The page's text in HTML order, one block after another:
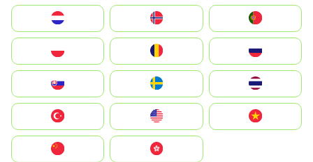
United States
中國香港特別行政區